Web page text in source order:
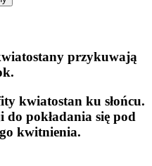
przykuwają
kwiatostan ku słońcu.
pokładania się pod
kwitnienia.